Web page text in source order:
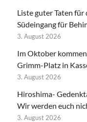
Liste guter Taten
Südeingang für
3. August 2026
Im Oktober
Grimm-Platz in
3. August 2026
Hiroshima-
Wir werden euch
3. August 2026